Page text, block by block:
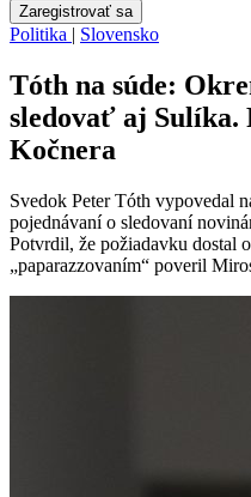
Zaregistrovať sa
Politika | Slovensko
Tóth na súde:
sledovať aj Sulíka.
Kočnera
Svedok Peter Tóth vypovedal
pojednávaní o sledovaní
Potvrdil, že požiadavku dostal
„paparazzovaním“ poveril